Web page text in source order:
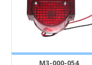
Μ3-000-054